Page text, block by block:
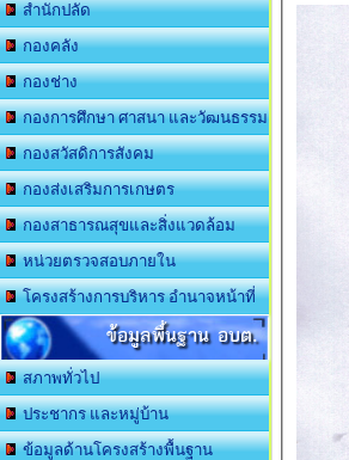
สำนักปลัด
กองคลัง
กองช่าง
กองการศึกษา ศาสนา และวัฒนธรรม
กองสวัสดิการสังคม
กองส่งเสริมการเกษตร
กองสาธารณสุขและสิ่งแวดล้อม
หน่วยตรวจสอบภายใน
โครงสร้างการบริหาร อำนาจหน้าที่
ข้อมูลพื้นฐาน อบต.
สภาพทั่วไป
ประชากร และหมู่บ้าน
ข้อมูลด้านโครงสร้างพื้นฐาน